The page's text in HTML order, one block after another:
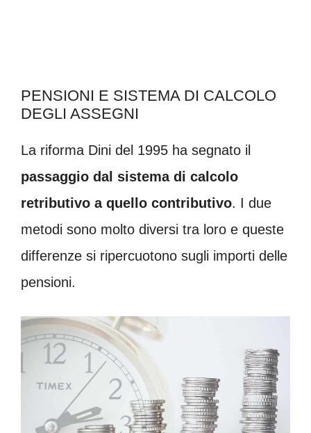
PENSIONI E SISTEMA DI CALCOLO
DEGLI ASSEGNI
La riforma Dini del 1995 ha segnato il
passaggio dal sistema di calcolo
retributivo a quello contributivo. I due
metodi sono molto diversi tra loro e queste
differenze si ripercuotono sugli importi delle
pensioni.